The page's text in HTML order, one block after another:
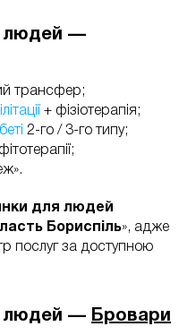
людей —
трансфер;
+ фізіотерапія;
2-го / 3-го типу;
для людей
Бориспіль», адже
послуг за доступною
людей — Бровари